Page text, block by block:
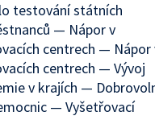
testování státních
— Nápor v
centrech — Nápor
centrech — Vývoj
v krajích —
— Vyšetřovací